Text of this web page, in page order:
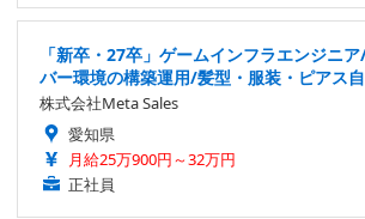
「新卒・27卒」ゲームインフラエンジニ
バー環境の構築運用/髪型・服装・ピアス
株式会社Meta Sales
愛知県
月給25万900円～32万円
正社員